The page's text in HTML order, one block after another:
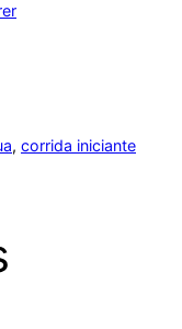
, corrida iniciante